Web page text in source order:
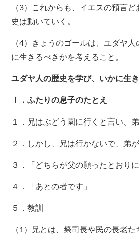
（3）これからも、イエスの預言
史は動いていく。
（4）きょうのゴールは、ユダヤ
に生きるべきかを考えること。
ユダヤ人の歴史を学び、いかに生
Ⅰ．ふたりの息子のたとえ
１．兄はぶどう園に行くと言い、
２．しかし、兄は行かないで、弟
３．「どちらが父の願ったとおり
４．「あとの者です」
５．教訓
（1）兄とは、祭司長や民の長老た